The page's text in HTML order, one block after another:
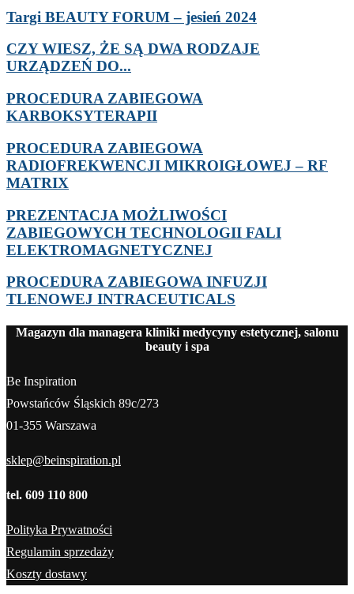
Targi BEAUTY FORUM – jesień 2024
CZY WIESZ, ŻE SĄ DWA RODZAJE
URZĄDZEŃ DO...
PROCEDURA ZABIEGOWA
KARBOKSYTERAPII
PROCEDURA ZABIEGOWA
RADIOFREKWENCJI MIKROIGŁOWEJ – RF
MATRIX
PREZENTACJA MOŻLIWOŚCI
ZABIEGOWYCH TECHNOLOGII FALI
ELEKTROMAGNETYCZNEJ
PROCEDURA ZABIEGOWA INFUZJI
TLENOWEJ INTRACEUTICALS
Magazyn dla managera kliniki medycyny estetycznej, salonu
beauty i spa
Be Inspiration
Powstańców Śląskich 89c/273
01-355 Warszawa
sklep@beinspiration.pl
tel. 609 110 800
Polityka Prywatności
Regulamin sprzedaży
Koszty dostawy